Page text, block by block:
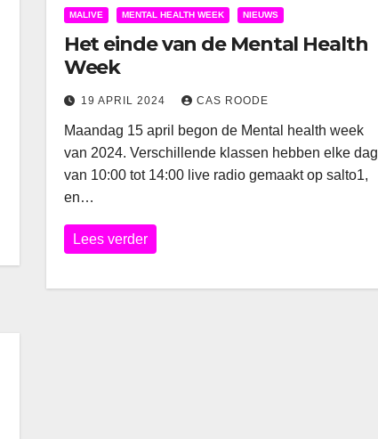
MALIVE MENTAL HEALTH WEEK NIEUWS
Het einde van de Mental Health
Week
19 APRIL 2024 CAS ROODE
Maandag 15 april begon de Mental health week
van 2024. Verschillende klassen hebben elke dag
van 10:00 tot 14:00 live radio gemaakt op salto1,
en…
Lees verder